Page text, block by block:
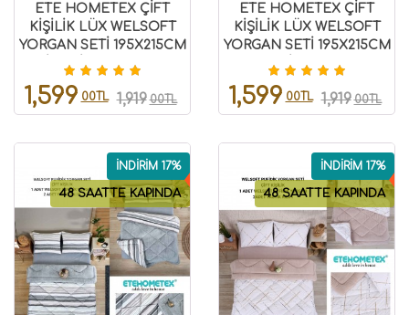
ETE HOMETEX ÇİFT
KİŞİLİK LÜX WELSOFT
YORGAN SETİ 195X215CM
SAFİR GRİ 8696474231948
1,599 00TL 1,919 00TL
ETE HOMETEX ÇİFT
KİŞİLİK LÜX WELSOFT
YORGAN SETİ 195X215CM
SAFİR PUDRA
8696474231949
1,599 00TL 1,919 00TL
48 SAATTE KAPINDA
İNDİRİM 17%
48 SAATTE KAPINDA
İNDİRİM 17%